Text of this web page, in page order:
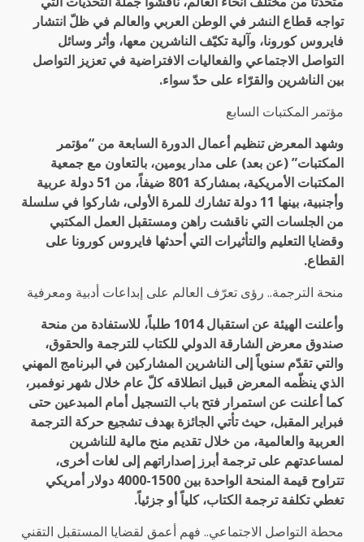
تواجه قطاع النشر في الوطن العربي والعالم في ظلّ انتشار
فايروس كورونا، وآلية تكيّف الناشرين معها، وأثر وسائل
التواصل الاجتماعي والفعاليات الافتراضية في تعزيز التواصل
بين الناشرين والقرّاء على حدّ سواء.
مؤتمر المكتبات السابع
وشهد المعرض تنظيم أعمال الدورة السابعة من “مؤتمر
المكتبات” (عن بعد) على مدار يومين، بالتعاون مع جمعية
المكتبات الأمريكية، بمشاركة 801 ضيفاً، من 51 دولة عربية
وأجنبية، بينها 11 دولة تشارك للمرة الأولى، شاركوا في سلسلة
من الجلسات التي ناقشت راهن ومستقبل العمل المكتبي
وقضايا التعليم والتأثيرات التي أحدثها فايروس كورونا على
القطاع.
منحة الترجمة.. رؤى تعرّف العالم على إبداعات أدبية ومعرفية
وأعلنت الهيئة عن استقبال 1014 طلباً، للاستفادة من منحة
صندوق معرض الشارقة الدولي للكتاب للترجمة والحقوق،
والتي تقدّم سنوياً إلى الناشرين المشاركين في البرنامج المهني
الذي ينظّمه المعرض قبيل انطلاقه كلّ عام خلال شهر نوفمبر،
كما أعلنت عن استمرار فتح باب التسجيل أمام المبدعين حتى
فبراير المقبل، حيث تأتي الجائزة بهدف تشجيع حركة الترجمة
العربية والعالمية، من خلال تقديم منح مالية للناشرين
لمساعدتهم على ترجمة أبرز إصداراتهم إلى لغات أخرى،
تتراوح قيمة المنحة الواحدة بين 1500-4000 دولار أمريكي
تغطي تكلفة ترجمة الكتاب، كلياً أو جزئياً.
محطة التواصل الاجتماعي.. فهم أعمق لقضايا المستقبل التقني